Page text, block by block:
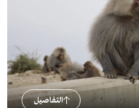
التفاصيل